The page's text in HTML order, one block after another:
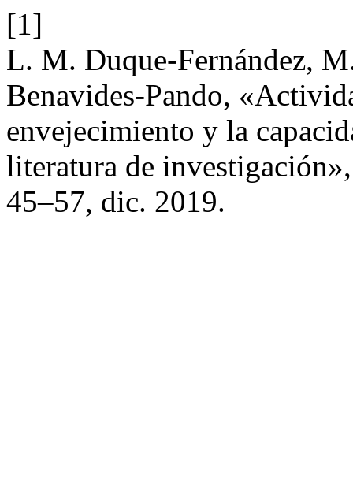
[1]
L. M. Duque-Fernández,
Benavides-Pando,
envejecimiento y la
literatura de
45–57, dic. 2019.